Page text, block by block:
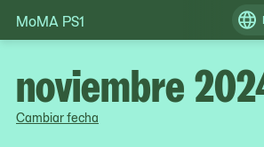
Skip
to
MoMA PS1
Cambiar fecha
noviembre